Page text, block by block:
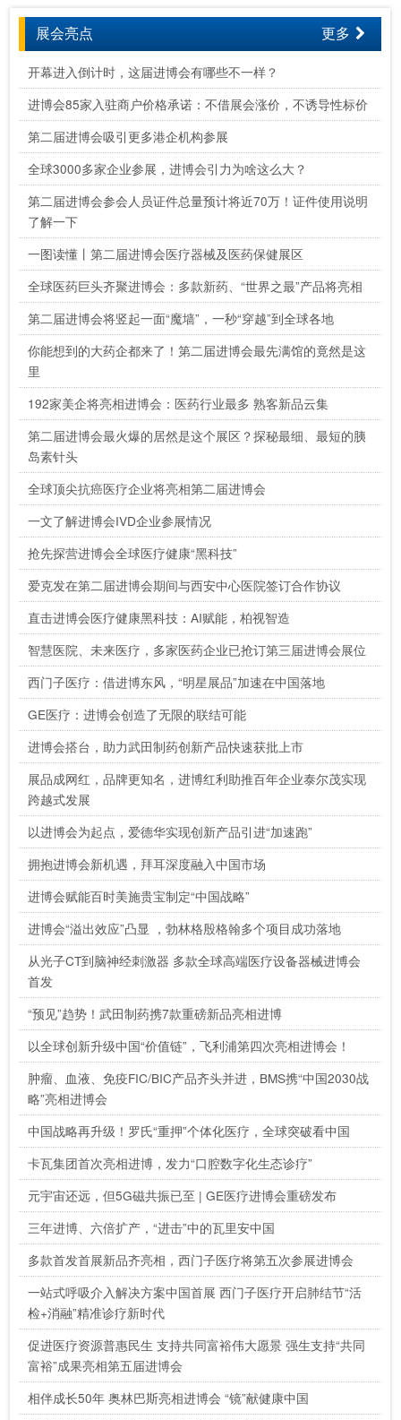
展会亮点 更多
开幕进入倒计时，这届进博会有哪些不一样？
进博会85家入驻商户价格承诺：不借展会涨价，不诱导性标价
第二届进博会吸引更多港企机构参展
全球3000多家企业参展，进博会引力为啥这么大？
第二届进博会参会人员证件总量预计将近70万！证件使用说明
了解一下
一图读懂丨第二届进博会医疗器械及医药保健展区
全球医药巨头齐聚进博会：多款新药、“世界之最”产品将亮相
第二届进博会将竖起一面“魔墙”，一秒“穿越”到全球各地
你能想到的大药企都来了！第二届进博会最先满馆的竟然是这
里
192家美企将亮相进博会：医药行业最多 熟客新品云集
第二届进博会最火爆的居然是这个展区？探秘最细、最短的胰
岛素针头
全球顶尖抗癌医疗企业将亮相第二届进博会
一文了解进博会IVD企业参展情况
抢先探营进博会全球医疗健康“黑科技”
爱克发在第二届进博会期间与西安中心医院签订合作协议
直击进博会医疗健康黑科技：AI赋能，柏视智造
智慧医院、未来医疗，多家医药企业已抢订第三届进博会展位
西门子医疗：借进博东风，“明星展品”加速在中国落地
GE医疗：进博会创造了无限的联结可能
进博会搭台，助力武田制药创新产品快速获批上市
展品成网红，品牌更知名，进博红利助推百年企业泰尔茂实现
跨越式发展
以进博会为起点，爱德华实现创新产品引进“加速跑”
拥抱进博会新机遇，拜耳深度融入中国市场
进博会赋能百时美施贵宝制定“中国战略”
进博会“溢出效应”凸显 ，勃林格殷格翰多个项目成功落地
从光子CT到脑神经刺激器 多款全球高端医疗设备器械进博会
首发
“预见”趋势！武田制药携7款重磅新品亮相进博
以全球创新升级中国“价值链”，飞利浦第四次亮相进博会！
肿瘤、血液、免疫FIC/BIC产品齐头并进，BMS携“中国2030战
略”亮相进博会
中国战略再升级！罗氏“重押”个体化医疗，全球突破看中国
卡瓦集团首次亮相进博，发力“口腔数字化生态诊疗”
元宇宙还远，但5G磁共振已至 | GE医疗进博会重磅发布
三年进博、六倍扩产，“进击”中的瓦里安中国
多款首发首展新品齐亮相，西门子医疗将第五次参展进博会
一站式呼吸介入解决方案中国首展 西门子医疗开启肺结节“活
检+消融”精准诊疗新时代
促进医疗资源普惠民生 支持共同富裕伟大愿景 强生支持“共同
富裕”成果亮相第五届进博会
相伴成长50年 奥林巴斯亮相进博会 “镜”献健康中国